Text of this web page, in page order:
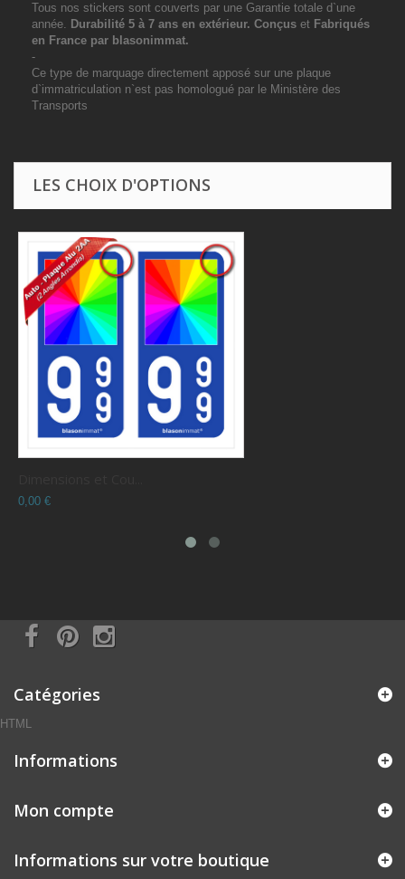
Tous nos stickers sont couverts par une Garantie totale d`une
année. Durabilité 5 à 7 ans en extérieur. Conçus et Fabriqués
en France par blasonimmat.
-
Ce type de marquage directement apposé sur une plaque
d`immatriculation n`est pas homologué par le Ministère des
Transports
LES CHOIX D'OPTIONS
0,00 €
Catégories
HTML
Informations
Mon compte
Informations sur votre boutique